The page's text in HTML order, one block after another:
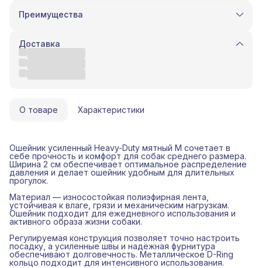
Преимущества
Оплата частями в Сплит
Удобный возврат
Оплата - QR, картой, СБП.
Доставка
О товаре Характеристики
Ошейник усиленный Heavy-Duty мятный M сочетает в
себе прочность и комфорт для собак среднего размера.
Ширина 2 см обеспечивает оптимальное распределение
давления и делает ошейник удобным для длительных
прогулок.
Материал — износостойкая полиэфирная лента,
устойчивая к влаге, грязи и механическим нагрузкам.
Ошейник подходит для ежедневного использования и
активного образа жизни собаки.
Регулируемая конструкция позволяет точно настроить
посадку, а усиленные швы и надёжная фурнитура
обеспечивают долговечность. Металлическое D-Ring
кольцо подходит для интенсивного использования.